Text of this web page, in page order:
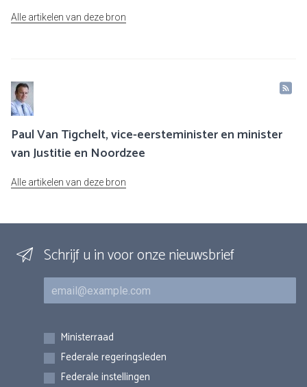
Alle artikelen van deze bron
Paul Van Tigchelt, vice-eersteminister en minister
van Justitie en Noordzee
Alle artikelen van deze bron
Schrijf u in voor onze nieuwsbrief
E-mail
Inschrijvingen
Ministerraad
Federale regeringsleden
Federale instellingen